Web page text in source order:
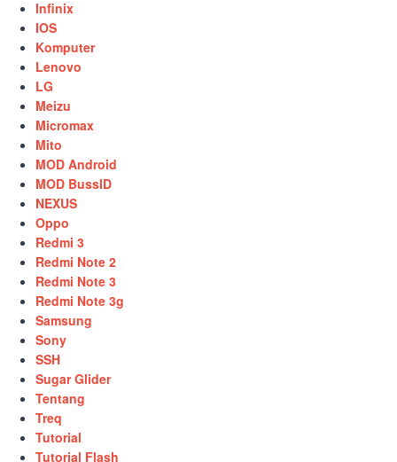
Infinix
IOS
Komputer
Lenovo
LG
Meizu
Micromax
Mito
MOD Android
MOD BussID
NEXUS
Oppo
Redmi 3
Redmi Note 2
Redmi Note 3
Redmi Note 3g
Samsung
Sony
SSH
Sugar Glider
Tentang
Treq
Tutorial
Tutorial Flash